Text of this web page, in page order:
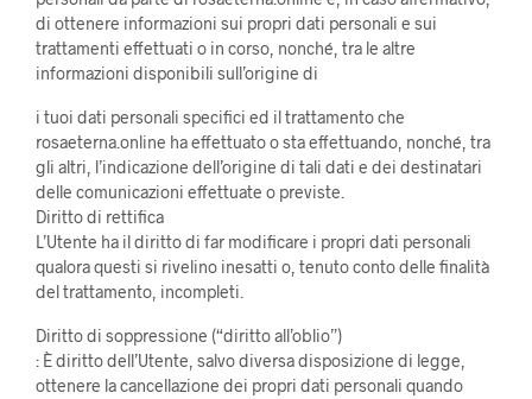
di ottenere informazioni sui propri dati personali e sui
trattamenti effettuati o in corso, nonché, tra le altre
informazioni disponibili sull’origine di
i tuoi dati personali specifici ed il trattamento che
rosaeterna.online ha effettuato o sta effettuando, nonché, tra
gli altri, l’indicazione dell’origine di tali dati e dei destinatari
delle comunicazioni effettuate o previste.
Diritto di rettifica
L’Utente ha il diritto di far modificare i propri dati personali
qualora questi si rivelino inesatti o, tenuto conto delle finalità
del trattamento, incompleti.
Diritto di soppressione (“diritto all’oblio”)
: È diritto dell’Utente, salvo diversa disposizione di legge,
ottenere la cancellazione dei propri dati personali quando